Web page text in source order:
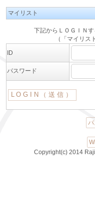
マイリスト
下記からＬＯＧＩＮ
（「マイリス
ID
パスワード
Copyright(c) 2014